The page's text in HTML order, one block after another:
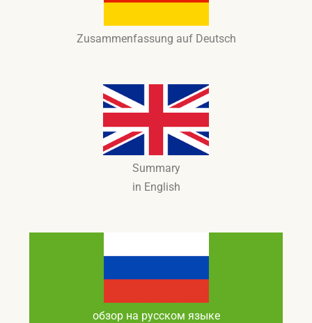
Zusammenfassung auf Deutsch
Summary
in English
обзор на русском языке